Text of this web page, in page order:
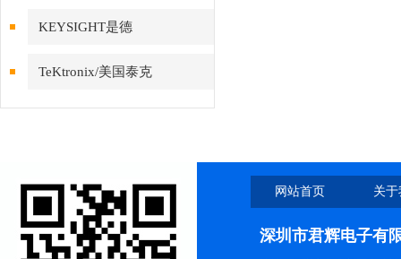
KEYSIGHT是德
TeKtronix/美国泰克
网站首页 关
深圳市君辉电子有